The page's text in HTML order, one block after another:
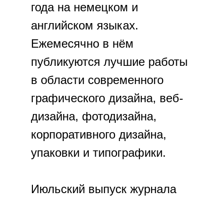
года на немецком и
английском языках.
Ежемесячно в нём
публикуются лучшие работы
в области современного
графического дизайна, веб-
дизайна, фотодизайна,
корпоративного дизайна,
упаковки и типографики.
Июльский выпуск журнала